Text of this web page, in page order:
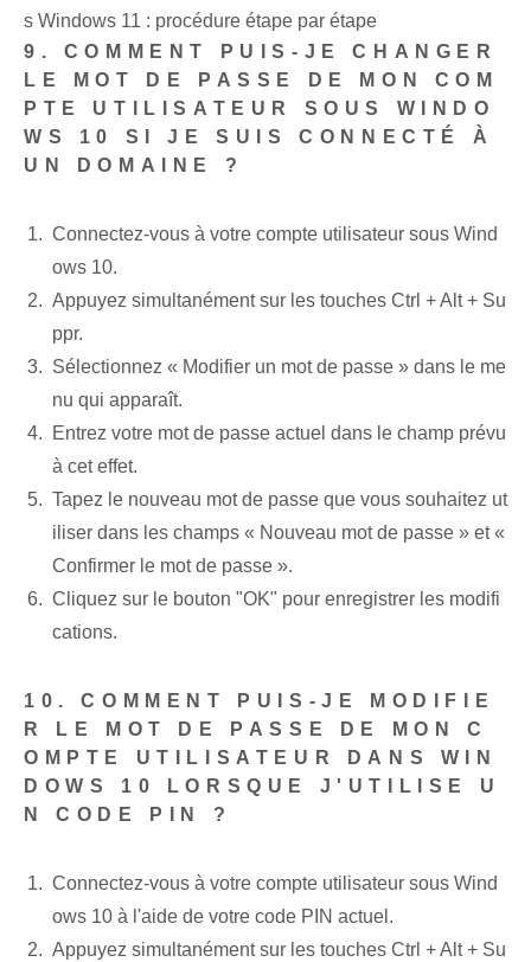
s Windows 11 : procédure étape par étape
9. COMMENT PUIS-JE CHANGER
LE MOT DE PASSE DE MON COM
PTE UTILISATEUR SOUS WINDO
WS 10 SI JE SUIS CONNECTÉ À
UN DOMAINE ?
Connectez-vous à votre compte utilisateur sous Wind
ows 10.
Appuyez simultanément sur les touches Ctrl + Alt + Su
ppr.
Sélectionnez « Modifier un mot de passe » dans le me
nu qui apparaît.
Entrez votre mot de passe actuel dans le champ prévu
à cet effet.
Tapez le nouveau mot de passe que vous souhaitez ut
iliser dans les champs « Nouveau mot de passe » et «
Confirmer le mot de passe ».
Cliquez sur le bouton "OK" pour enregistrer les modifi
cations.
10. COMMENT PUIS-JE MODIFIE
R LE MOT DE PASSE DE MON C
OMPTE UTILISATEUR DANS WIN
DOWS 10 LORSQUE J'UTILISE U
N CODE PIN ?
Connectez-vous à votre compte utilisateur sous Wind
ows 10 à l'aide de votre code PIN actuel.
Appuyez simultanément sur les touches Ctrl + Alt + Su